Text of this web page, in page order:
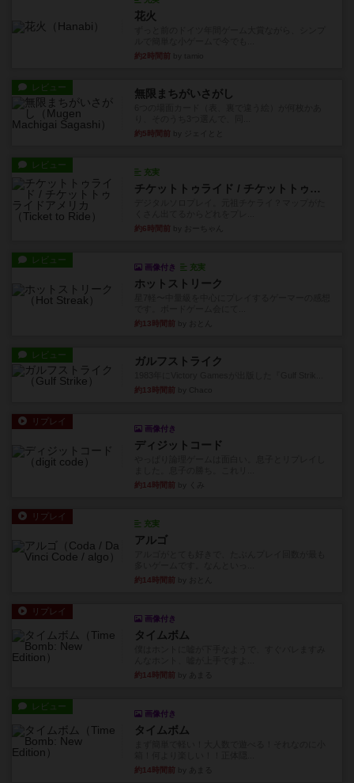
花火
約2時間前
レビュー 無限まちがいさがし
約5時間前
レビュー
充実
チケットトゥライド / チケットトゥライドアメリカ
約6時間前
レビュー
画像付き 充実
ホットストリーク
約13時間前
レビュー ガルフストライク
約13時間前
リプレイ
画像付き
ディジットコード
約14時間前
リプレイ
充実
アルゴ
約14時間前
リプレイ
画像付き
タイムボム
約14時間前
レビュー
画像付き
タイムボム
約14時間前